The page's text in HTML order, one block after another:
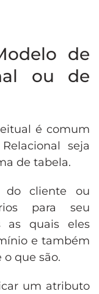
de
ou de
é comum
seja
de tabela.
do cliente ou
para seu
as quais eles
e também
que são.
um atributo